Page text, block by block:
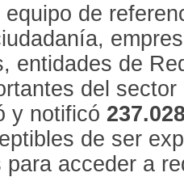
de
entidades de
del
y notificó
de ser
para acceder a